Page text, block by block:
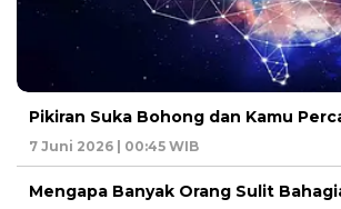
Pikiran Suka Bohong dan Kamu
7 Juni 2026 | 00:45 WIB
Mengapa Banyak Orang Sulit